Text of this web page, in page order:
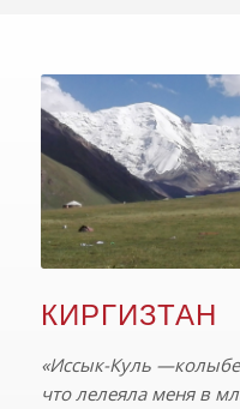
КИРГИЗТАН
«Иссык-Куль
что лелеяла меня в